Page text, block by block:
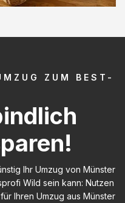
ZUM BEST-
Ihr Umzug von Münster
Wild sein kann: Nutzen
für Ihren Umzug aus Münster